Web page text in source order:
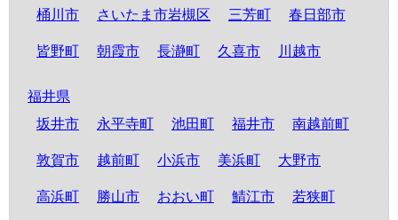
桶川市 さいたま市岩槻区 三芳町 春日部市
皆野町 朝霞市 長瀞町 久喜市 川越市
福井県
坂井市
永平寺町 池田町 福井市 南越前町
敦賀市 越前町 小浜市 美浜町 大野市
高浜町 勝山市 おおい町 鯖江市 若狭町